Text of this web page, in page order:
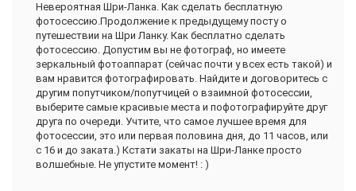
города как Канди и Нувара Элия, потрясающе красивая
природа, местный колорит и душистый чай на чайных
фабриках надолго останутся у вас в памяти. Ботанический
сад в Перадении поразит ваше воображение гигантскими
деревьями и невиданными растениями. А сафари по
национальному парку Яла подарит острые ощущения, ведь
там вы в дикой природе увидите леопардов, слонов,
крокодилов и многих других животных. Не описать всех
чувств и эмоций, которые подарил нам этот
замечательный остров в океане. Он точно не оставит вас
равнодушными!
Невероятная Шри-Ланка. Как сделать бесплатную
фотосессию.Продолжение к предыдущему посту о
путешествии на Шри Ланку. Как бесплатно сделать
фотосессию. Допустим вы не фотограф, но имеете
зеркальный фотоаппарат (сейчас почти у всех есть такой) и
вам нравится фотографировать. Найдите и договоритесь с
другим попутчиком/попутчицей о взаимной фотосессии,
выберите самые красивые места и пофотографируйте друг
друга по очереди. Учтите, что самое лучшее время для
фотосессии, это или первая половина дня, до 11 часов, или
с 16 и до заката.) Кстати закаты на Шри-Ланке просто
волшебные. Не упустите момент! : )